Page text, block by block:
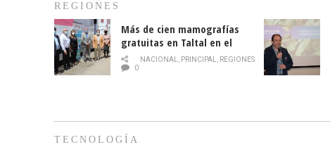
REGIONES
Más de cien mamografías
gratuitas en Taltal en el
mes de la prevención del
cáncer de mama
NACIONAL PRINCIPAL
REGIONES
0
TECNOLOGÍA